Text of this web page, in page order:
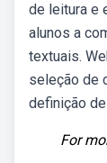
de leitura e
alunos a
textuais.
seleção de
definição
For